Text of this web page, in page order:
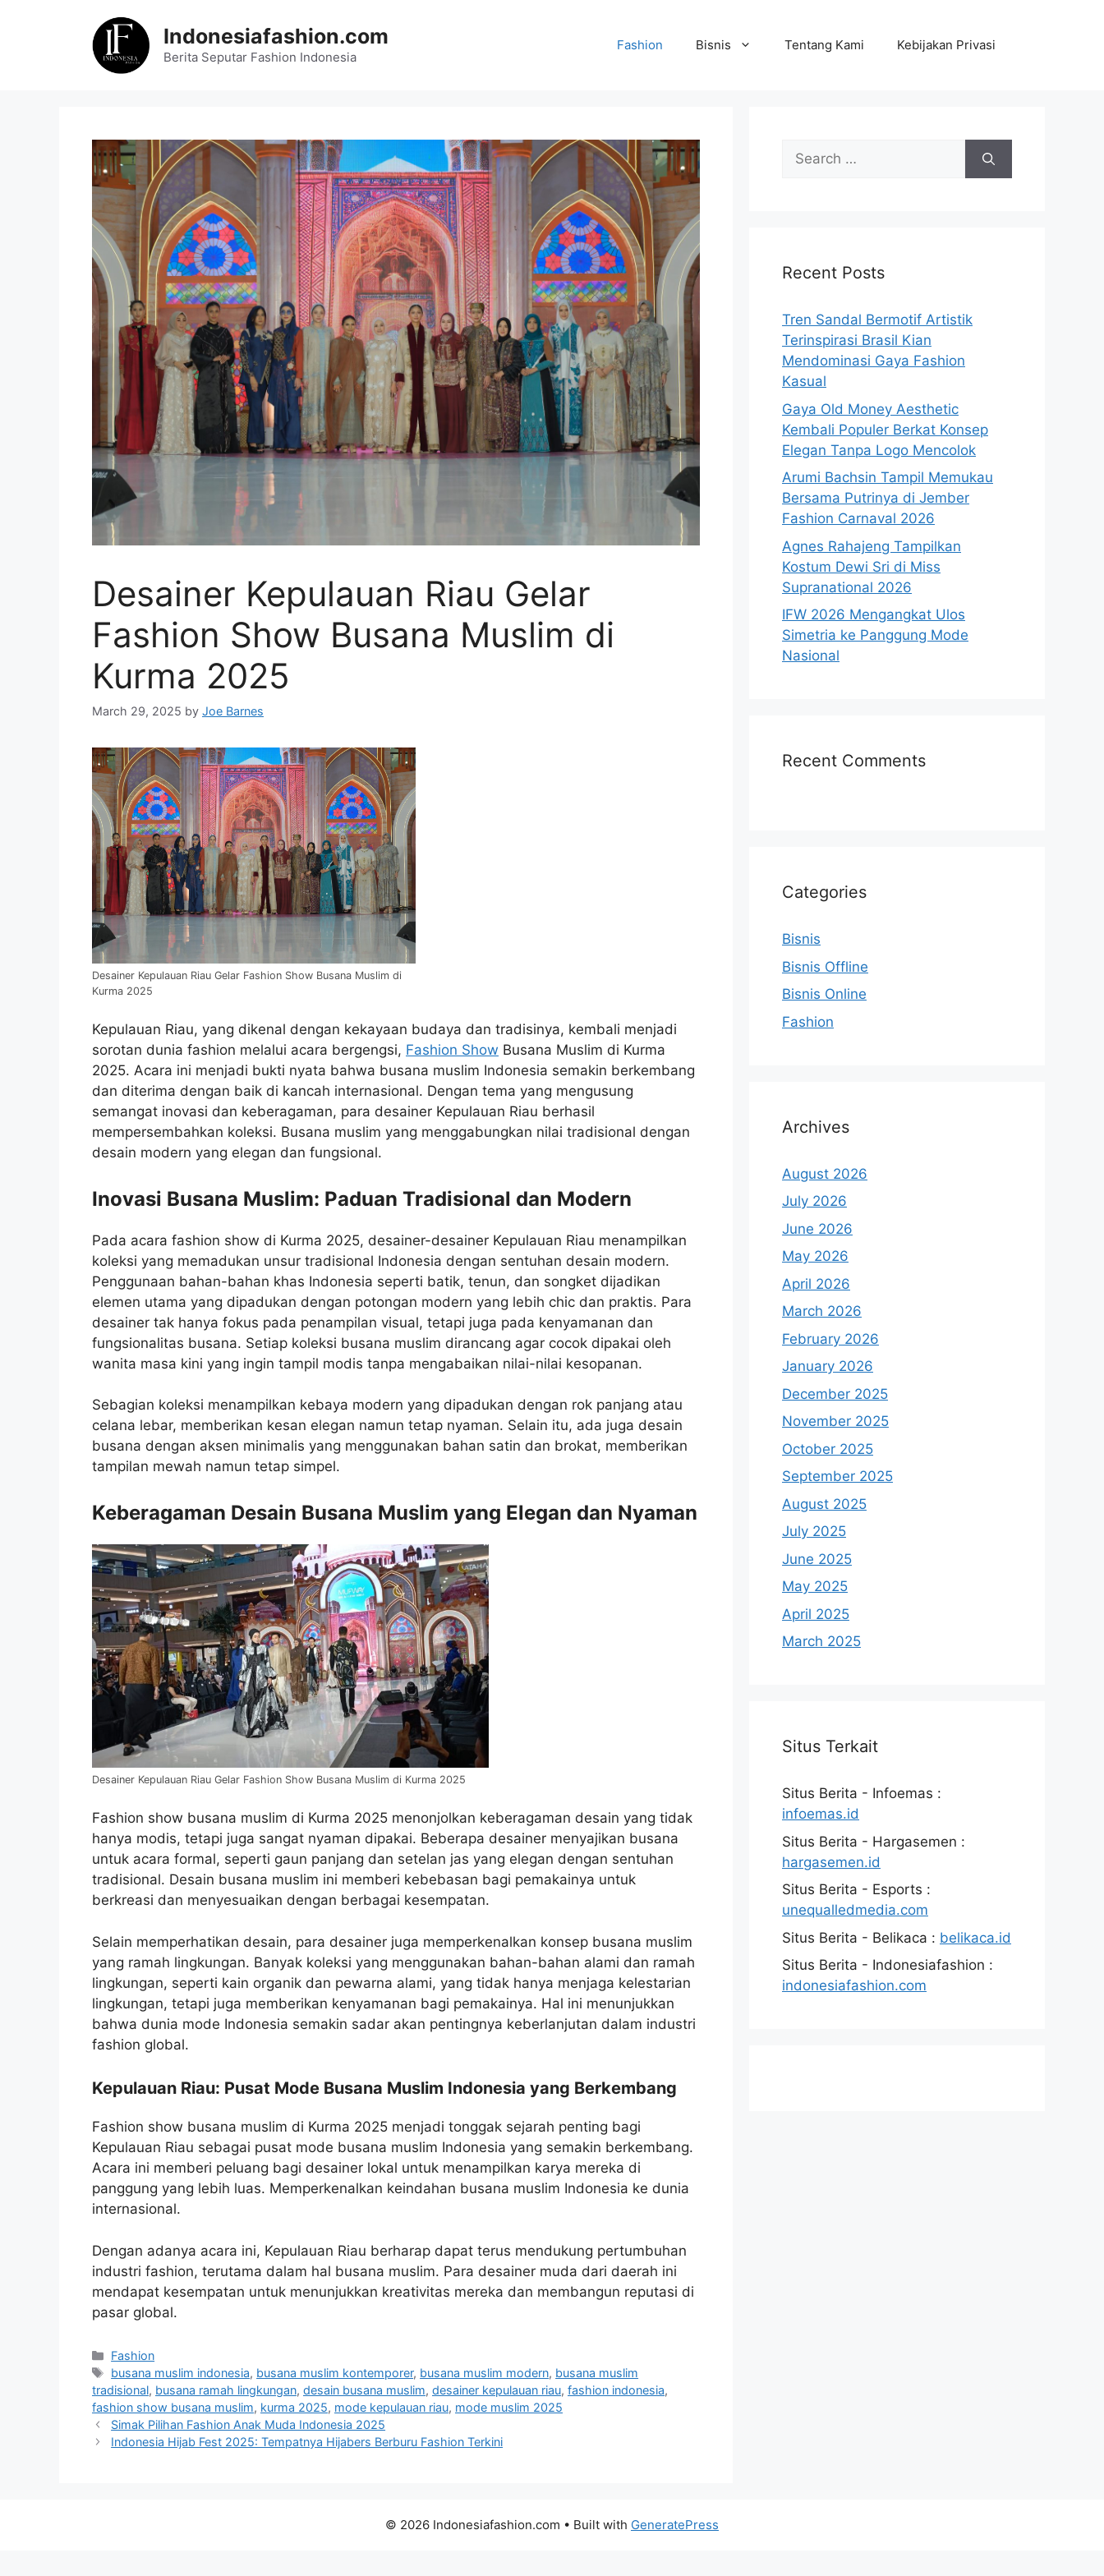
Indonesiafashion.com
Berita Seputar Fashion Indonesia
Fashion Bisnis Tentang Kami Kebijakan Privasi
Desainer Kepulauan Riau Gelar
Fashion Show Busana Muslim di
Kurma 2025
March 29, 2025 by Joe Barnes
Desainer Kepulauan Riau Gelar Fashion Show Busana Muslim di
Kurma 2025
Kepulauan Riau, yang dikenal dengan kekayaan budaya dan tradisinya, kembali menjadi
sorotan dunia fashion melalui acara bergengsi, Fashion Show Busana Muslim di Kurma
2025. Acara ini menjadi bukti nyata bahwa busana muslim Indonesia semakin berkembang
dan diterima dengan baik di kancah internasional. Dengan tema yang mengusung
semangat inovasi dan keberagaman, para desainer Kepulauan Riau berhasil
mempersembahkan koleksi. Busana muslim yang menggabungkan nilai tradisional dengan
desain modern yang elegan dan fungsional.
Inovasi Busana Muslim: Paduan Tradisional dan Modern
Pada acara fashion show di Kurma 2025, desainer-desainer Kepulauan Riau menampilkan
koleksi yang memadukan unsur tradisional Indonesia dengan sentuhan desain modern.
Penggunaan bahan-bahan khas Indonesia seperti batik, tenun, dan songket dijadikan
elemen utama yang dipadukan dengan potongan modern yang lebih chic dan praktis. Para
desainer tak hanya fokus pada penampilan visual, tetapi juga pada kenyamanan dan
fungsionalitas busana. Setiap koleksi busana muslim dirancang agar cocok dipakai oleh
wanita masa kini yang ingin tampil modis tanpa mengabaikan nilai-nilai kesopanan.
Sebagian koleksi menampilkan kebaya modern yang dipadukan dengan rok panjang atau
celana lebar, memberikan kesan elegan namun tetap nyaman. Selain itu, ada juga desain
busana dengan aksen minimalis yang menggunakan bahan satin dan brokat, memberikan
tampilan mewah namun tetap simpel.
Keberagaman Desain Busana Muslim yang Elegan dan Nyaman
Desainer Kepulauan Riau Gelar Fashion Show Busana Muslim di Kurma 2025
Fashion show busana muslim di Kurma 2025 menonjolkan keberagaman desain yang tidak
hanya modis, tetapi juga sangat nyaman dipakai. Beberapa desainer menyajikan busana
untuk acara formal, seperti gaun panjang dan setelan jas yang elegan dengan sentuhan
tradisional. Desain busana muslim ini memberi kebebasan bagi pemakainya untuk
berkreasi dan menyesuaikan dengan berbagai kesempatan.
Selain memperhatikan desain, para desainer juga memperkenalkan konsep busana muslim
yang ramah lingkungan. Banyak koleksi yang menggunakan bahan-bahan alami dan ramah
lingkungan, seperti kain organik dan pewarna alami, yang tidak hanya menjaga kelestarian
lingkungan, tetapi juga memberikan kenyamanan bagi pemakainya. Hal ini menunjukkan
bahwa dunia mode Indonesia semakin sadar akan pentingnya keberlanjutan dalam industri
fashion global.
Kepulauan Riau: Pusat Mode Busana Muslim Indonesia yang Berkembang
Fashion show busana muslim di Kurma 2025 menjadi tonggak sejarah penting bagi
Kepulauan Riau sebagai pusat mode busana muslim Indonesia yang semakin berkembang.
Acara ini memberi peluang bagi desainer lokal untuk menampilkan karya mereka di
panggung yang lebih luas. Memperkenalkan keindahan busana muslim Indonesia ke dunia
internasional.
Dengan adanya acara ini, Kepulauan Riau berharap dapat terus mendukung pertumbuhan
industri fashion, terutama dalam hal busana muslim. Para desainer muda dari daerah ini
mendapat kesempatan untuk menunjukkan kreativitas mereka dan membangun reputasi di
pasar global.
Categories
Fashion
Tags
busana muslim indonesia, busana muslim kontemporer, busana muslim modern, busana muslim
tradisional, busana ramah lingkungan, desain busana muslim, desainer kepulauan riau, fashion indonesia,
fashion show busana muslim, kurma 2025, mode kepulauan riau, mode muslim 2025
Simak Pilihan Fashion Anak Muda Indonesia 2025
Indonesia Hijab Fest 2025: Tempatnya Hijabers Berburu Fashion Terkini
Search
for:
Recent Posts
Tren Sandal Bermotif Artistik
Terinspirasi Brasil Kian
Mendominasi Gaya Fashion
Kasual
Gaya Old Money Aesthetic
Kembali Populer Berkat Konsep
Elegan Tanpa Logo Mencolok
Arumi Bachsin Tampil Memukau
Bersama Putrinya di Jember
Fashion Carnaval 2026
Agnes Rahajeng Tampilkan
Kostum Dewi Sri di Miss
Supranational 2026
IFW 2026 Mengangkat Ulos
Simetria ke Panggung Mode
Nasional
Recent Comments
Categories
Bisnis
Bisnis Offline
Bisnis Online
Fashion
Archives
August 2026
July 2026
June 2026
May 2026
April 2026
March 2026
February 2026
January 2026
December 2025
November 2025
October 2025
September 2025
August 2025
July 2025
June 2025
May 2025
April 2025
March 2025
Situs Terkait
Situs Berita - Infoemas :
infoemas.id
Situs Berita - Hargasemen :
hargasemen.id
Situs Berita - Esports :
unequalledmedia.com
Situs Berita - Belikaca : belikaca.id
Situs Berita - Indonesiafashion :
indonesiafashion.com
© 2026 Indonesiafashion.com • Built with GeneratePress